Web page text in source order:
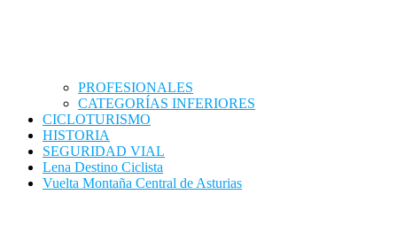
PROFESIONALES
CATEGORÍAS INFERIORES
CICLOTURISMO
HISTORIA
SEGURIDAD VIAL
Lena Destino Ciclista
Vuelta Montaña Central de Asturias